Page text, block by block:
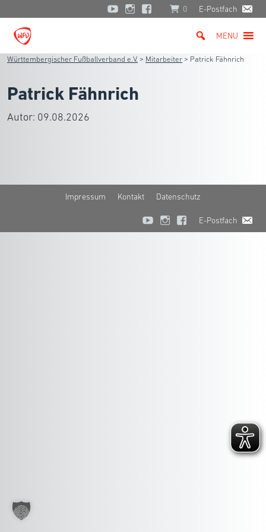
0 E-Postfach
MENU
Württembergischer Fußballverband e.V. > Mitarbeiter > Patrick Fähnrich
Patrick Fähnrich
Autor: 09.08.2026
Impressum Kontakt Datenschutz
E-Postfach